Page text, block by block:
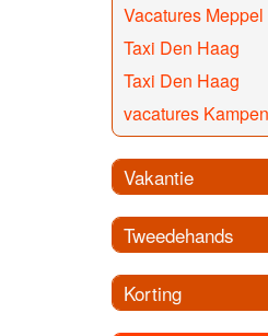
Vacatures Meppel
Taxi Den Haag
Taxi Den Haag
vacatures Kampen
Vakantie
Tweedehands
Korting